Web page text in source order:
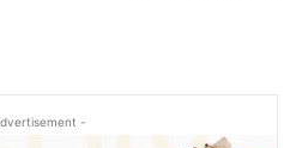
-